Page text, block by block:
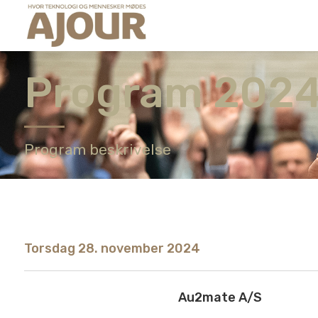
Program
Program beskrivelse
Torsdag 28. november 2024
Au2mate A/S